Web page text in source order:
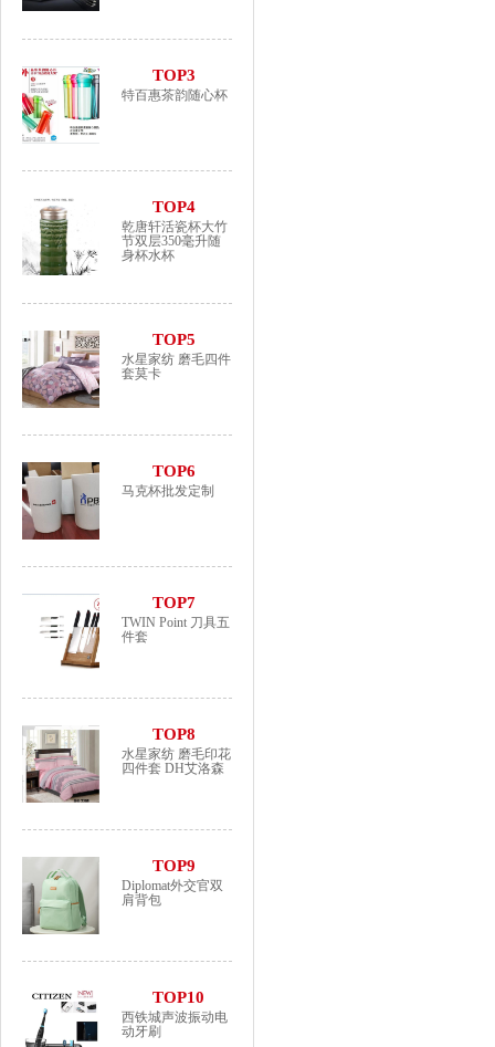
TOP3
特百惠茶韵随心杯
TOP4
乾唐轩活瓷杯大竹
节双层350毫升随
身杯水杯
TOP5
水星家纺 磨毛四件
套莫卡
TOP6
马克杯批发定制
TOP7
TWIN Point 刀具五
件套
TOP8
水星家纺 磨毛印花
四件套 DH艾洛森
TOP9
Diplomat外交官双
肩背包
TOP10
西铁城声波振动电
动牙刷